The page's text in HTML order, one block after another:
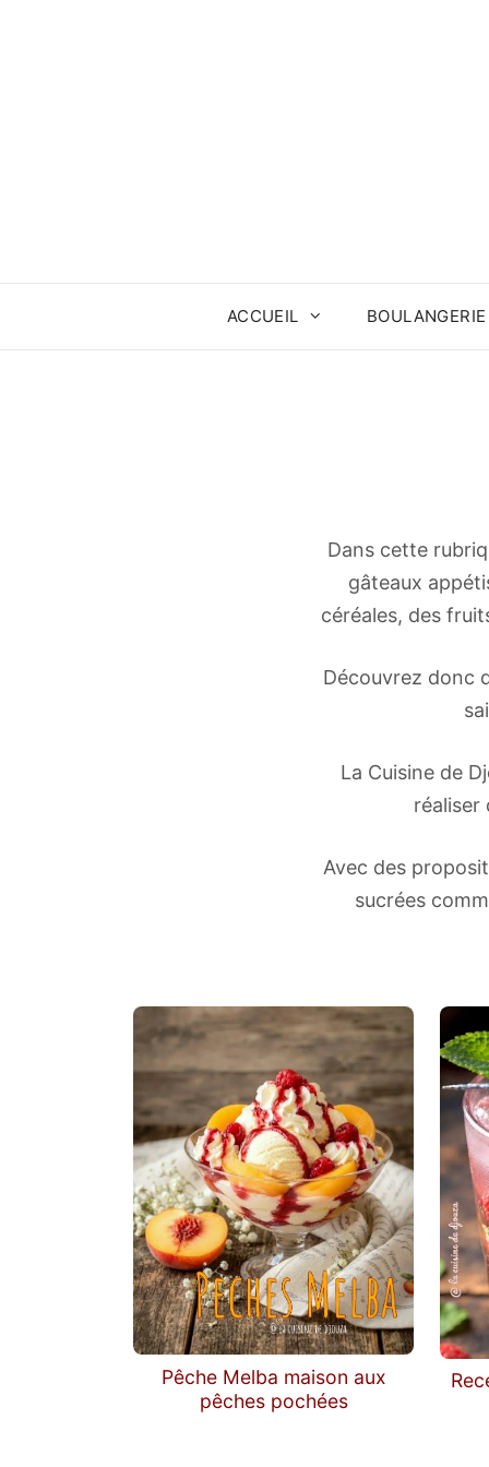
ACCUEIL BOULANGERIE
Dans cette
gâteaux
céréales, des
Découvrez donc
La Cuisine de
réaliser
Avec des
sucrées
Pêche Melba maison aux
pêches pochées